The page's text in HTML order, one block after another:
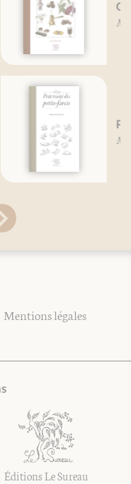
du chocolat
petits-farcis
Mentions légales
Éditions Le Sureau